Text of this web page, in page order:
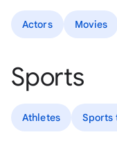
Actors Movies
Sports
Athletes Sports